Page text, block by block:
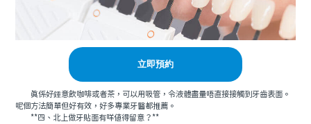
立即預約
真係好鍾意飲咖啡或者茶，可以用吸管，令液體盡量唔直接接觸到牙齒表面。
呢個方法簡單但好有效，好多專業牙醫都推薦。
**四、北上做牙貼面有咩值得留意？**